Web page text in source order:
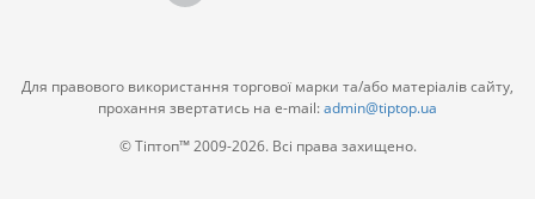
Для правового використання торгової марки та/або матеріалів сайту,
прохання звертатись на e-mail:admin@tiptop.ua
© Тіптоп™ 2009-2026. Всі права захищено.